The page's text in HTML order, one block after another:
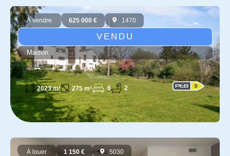
À vendre 625 000 € 1470
VENDU
Maison
2023 m² 275 m² 6 2
À louer 1 150 € 5030